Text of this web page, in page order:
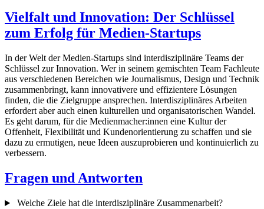
Vielfalt und Innovation: Der Schlüssel
zum Erfolg für Medien-Startups
In der Welt der Medien-Startups sind interdisziplinäre Teams der
Schlüssel zur Innovation. Wer in seinem gemischten Team Fachleute
aus verschiedenen Bereichen wie Journalismus, Design und Technik
zusammenbringt, kann innovativere und effizientere Lösungen
finden, die die Zielgruppe ansprechen. Interdisziplinäres Arbeiten
erfordert aber auch einen kulturellen und organisatorischen Wandel.
Es geht darum, für die Medienmacher:innen eine Kultur der
Offenheit, Flexibilität und Kundenorientierung zu schaffen und sie
dazu zu ermutigen, neue Ideen auszuprobieren und kontinuierlich zu
verbessern.
Fragen und Antworten
Welche Ziele hat die interdisziplinäre Zusammenarbeit?